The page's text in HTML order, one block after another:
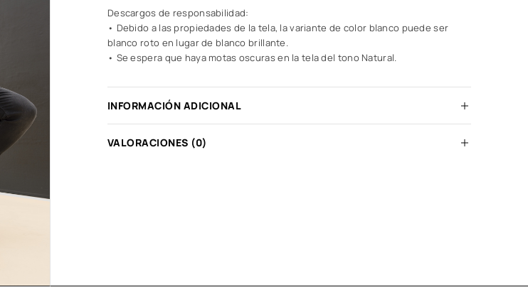
Descargos de responsabilidad:
• Debido a las propiedades de la tela, la variante de color blanco puede ser
blanco roto en lugar de blanco brillante.
• Se espera que haya motas oscuras en la tela del tono Natural.
INFORMACIÓN ADICIONAL
VALORACIONES (0)